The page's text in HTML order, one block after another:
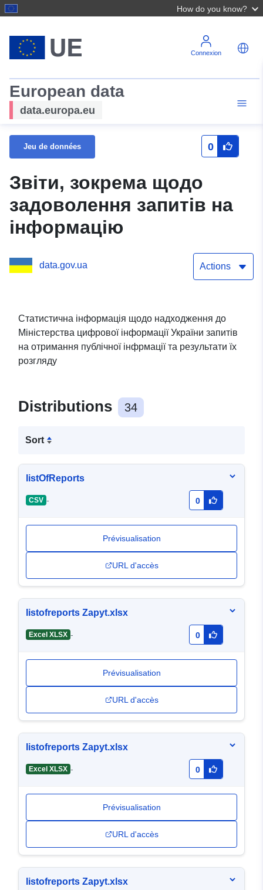
How do you know?
Connexion
European data
data.europa.eu
Jeu de données 0
Звіти, зокрема щодо
задоволення запитів на
інформацію
data.gov.ua Actions
Статистична інформація щодо надходження до
Міністерства цифрової інформації України запитів
на отримання публічної інфрмації та результати їх
розгляду
Distributions 34
Sort
listOfReports
CSV - 0
Prévisualisation
URL d'accès
listofreports Zapyt.xlsx
Excel XLSX - 0
Prévisualisation
URL d'accès
listofreports Zapyt.xlsx
Excel XLSX - 0
Prévisualisation
URL d'accès
listofreports Zapyt.xlsx